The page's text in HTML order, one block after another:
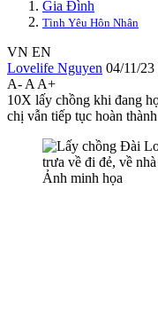
Gia Đình
Tình Yêu Hôn Nhân
VN EN
Lovelife Nguyen 04/11/23
A- A A+
10X lấy chồng khi đang
chị vẫn tiếp tục hoàn
Ảnh minh họa